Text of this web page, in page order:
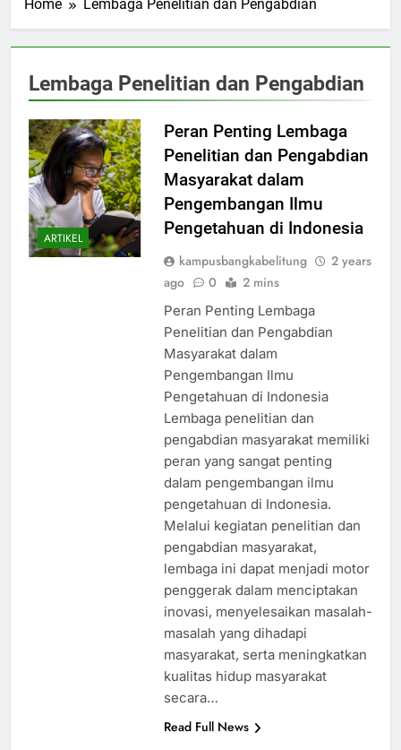
Home Lembaga Penelitian dan Pengabdian
Lembaga Penelitian dan Pengabdian
ARTIKEL
Peran Penting Lembaga
Penelitian dan Pengabdian
Masyarakat dalam
Pengembangan Ilmu
Pengetahuan di Indonesia
kampusbangkabelitung
2 years
ago
0 2 mins
Peran Penting Lembaga
Penelitian dan Pengabdian
Masyarakat dalam
Pengembangan Ilmu
Pengetahuan di Indonesia
Lembaga penelitian dan
pengabdian masyarakat memiliki
peran yang sangat penting
dalam pengembangan ilmu
pengetahuan di Indonesia.
Melalui kegiatan penelitian dan
pengabdian masyarakat,
lembaga ini dapat menjadi motor
penggerak dalam menciptakan
inovasi, menyelesaikan masalah-
masalah yang dihadapi
masyarakat, serta meningkatkan
kualitas hidup masyarakat
secara…
Read Full News